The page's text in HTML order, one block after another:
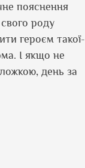
пояснення
роду
героєм такої-
І якщо не
день за